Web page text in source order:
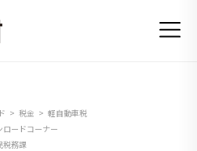
税金
軽自動車税
ロードコーナー
税務課